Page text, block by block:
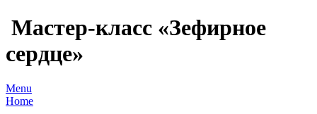
Мастер-класс «Зефирное
сердце»
Menu
Home